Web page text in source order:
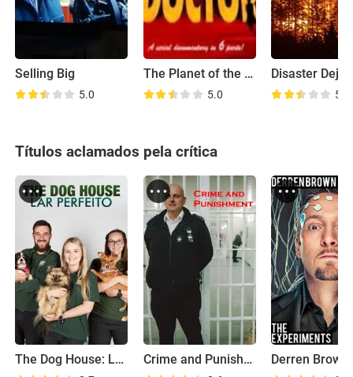
Selling Big
5.0
The Planet of the Doctor
5.0
Disaster Deja
5.4
Títulos aclamados pela crítica
The Dog House: Lar Perfeito Crime and Punishment